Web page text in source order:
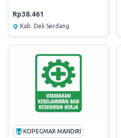
Rp38.461
Kab. Deli Serdang
KOPEGMAR MANDIRI